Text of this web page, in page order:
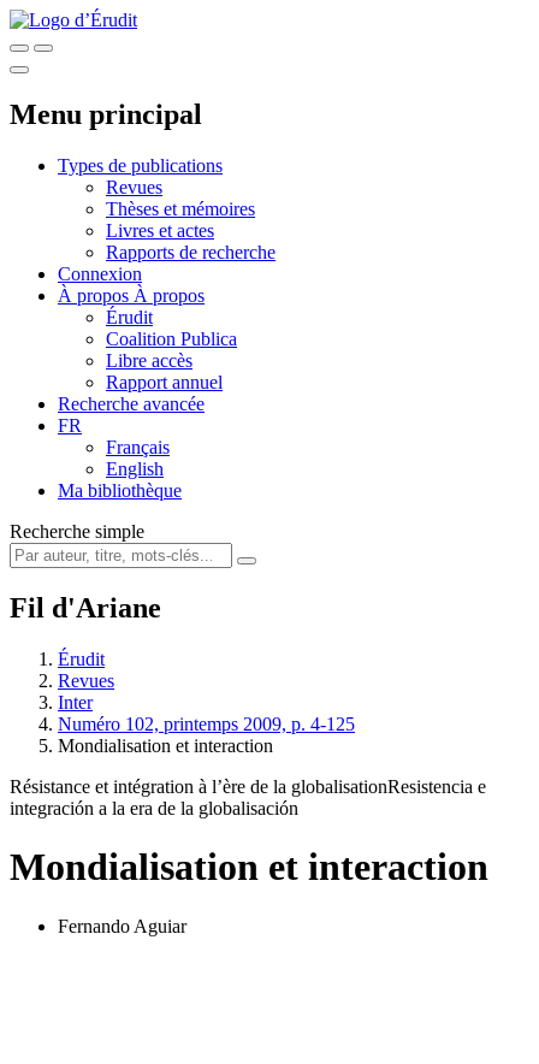
Menu principal
Types de publications
Revues
Thèses et mémoires
Livres et actes
Rapports de recherche
Connexion
À propos À propos
Érudit
Coalition Publica
Libre accès
Rapport annuel
Recherche avancée
FR
Français
English
Ma bibliothèque
Recherche simple
Fil d'Ariane
Érudit
Revues
Inter
Numéro 102, printemps 2009, p. 4-125
Mondialisation et interaction
Résistance et intégration à l’ère de la globalisationResistencia e
integración a la era de la globalisación
Mondialisation et interaction
Fernando Aguiar